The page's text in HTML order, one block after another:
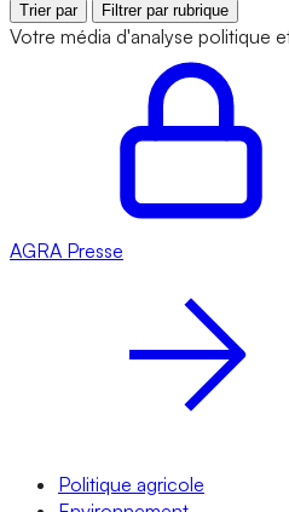
Trier par Filtrer par rubrique
Votre média d'analyse politique
AGRA Presse
Politique agricole